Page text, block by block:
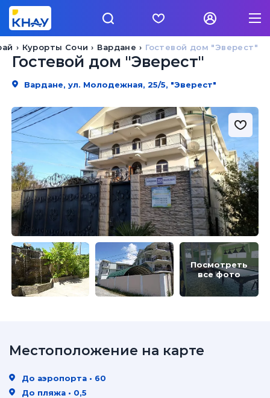
Гостевой дом "Эверест"
Вардане
Курорты Сочи
Гостевой дом "Эверест"
Вардане, ул. Молодежная, 25/5, "Эверест"
Посмотреть
все фото
Местоположение на карте
До аэропорта • 60
До пляжа • 0,5